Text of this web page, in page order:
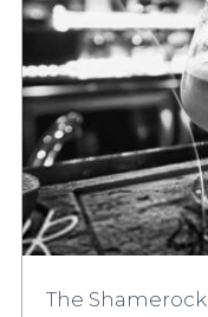
The Shamerock